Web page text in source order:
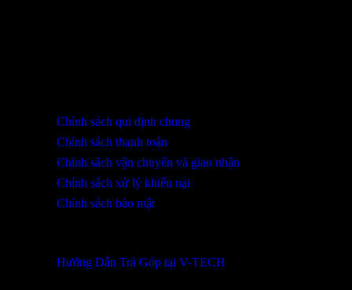
Chính sách qui định chung
Chính sách thanh toán
Chính sách vận chuyển và giao nhận
Chính sách xử lý khiếu nại
Chính sách bảo mật
Hướng Dẫn Trả Góp tại V-TECH